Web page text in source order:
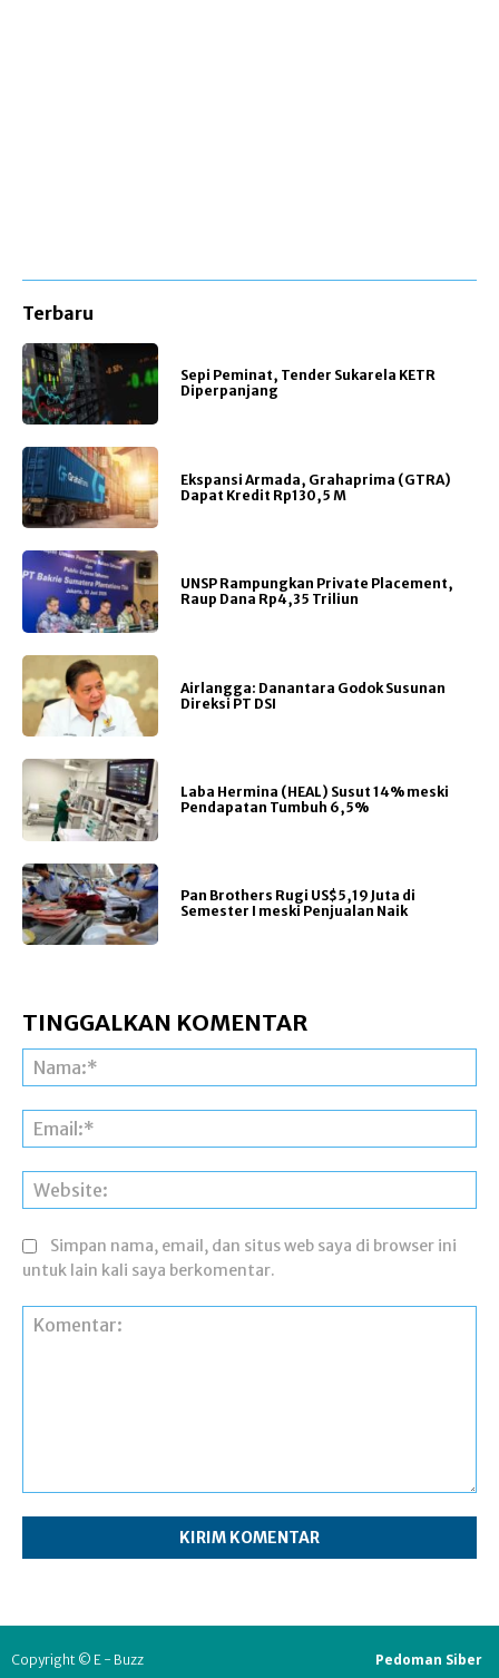
Terbaru
Sepi Peminat, Tender Sukarela KETR
Diperpanjang
Ekspansi Armada, Grahaprima (GTRA)
Dapat Kredit Rp130,5 M
UNSP Rampungkan Private Placement,
Raup Dana Rp4,35 Triliun
Airlangga: Danantara Godok Susunan
Direksi PT DSI
Laba Hermina (HEAL) Susut 14% meski
Pendapatan Tumbuh 6,5%
Pan Brothers Rugi US$5,19 Juta di
Semester I meski Penjualan Naik
TINGGALKAN KOMENTAR
Simpan nama, email, dan situs web saya di browser ini
untuk lain kali saya berkomentar.
Copyright © E - Buzz Pedoman Siber